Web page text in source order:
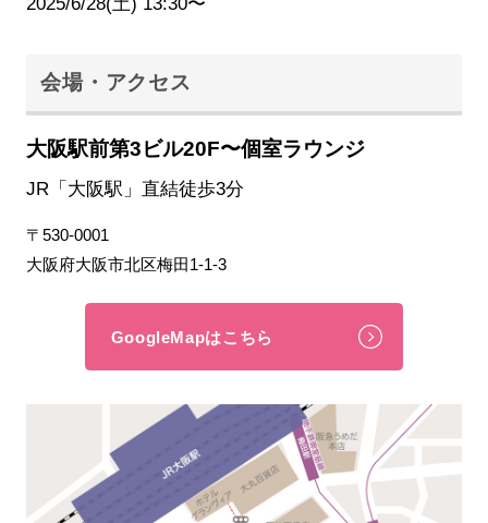
会場・アクセス
大阪駅前第3ビル20F〜個室ラウンジ
JR「大阪駅」直結徒歩3分
〒530-0001
大阪府大阪市北区梅田1-1-3
GoogleMapはこちら